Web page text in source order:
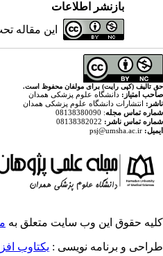
بازنشر اطلاعات
این مقاله
حق تالیف (کپی رایت) برای مولفان محفوظ است.
صاحب امتیاز: دانشگاه علوم پزشکی همدان
ناشر: انتشارات دانشگاه علوم پزشکی همدان
شماره تماس مجله: 08138380090
شماره تماس ناشر:
ایمیل:
کلیه حقوق این وب سایت متعلق به
طراحی و برنامه نویسی : یکتاوب